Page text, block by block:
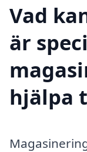
Vad
är
hjälpa